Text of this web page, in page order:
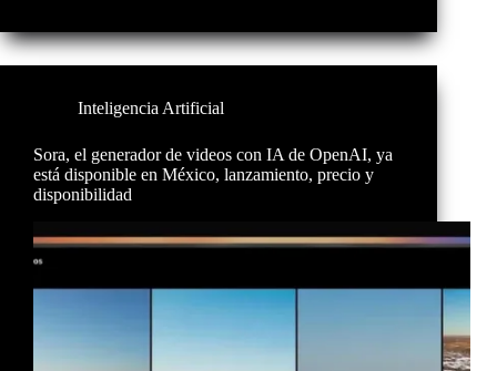
Inteligencia Artificial
Sora, el generador de videos con IA de OpenAI, ya
está disponible en México, lanzamiento, precio y
disponibilidad